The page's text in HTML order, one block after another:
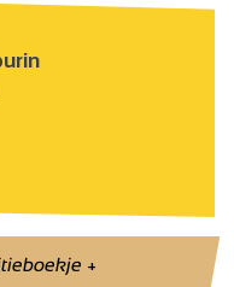
+